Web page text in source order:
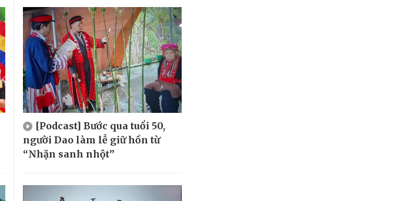
[Podcast] Bước qua tuổi 50,
người Dao làm lễ giữ hồn từ
“Nhặn sanh nhột”